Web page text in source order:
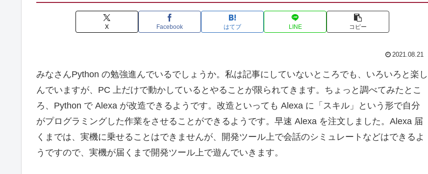
X Facebook はてブ LINE コピー
2021.08.21
みなさんPython の勉強進んでいるでしょうか。私は記事にしていないところでも、いろいろと楽し
んでいますが、PC 上だけで動かしているとやることが限られてきます。ちょっと調べてみたとこ
ろ、Python で Alexa が改造できるようです。改造といっても Alexa に「スキル」という形で自分
がプログラミングした作業をさせることができるようです。早速 Alexa を注文しました。Alexa 届
くまでは、実機に乗せることはできませんが、開発ツール上で会話のシミュレートなどはできるよ
うですので、実機が届くまで開発ツール上で遊んでいきます。